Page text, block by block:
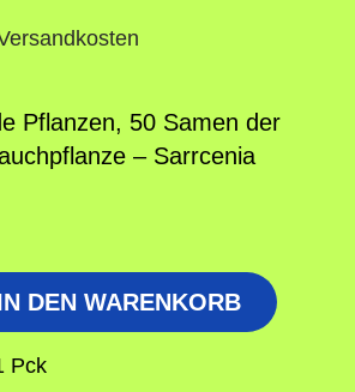
Pflanzen, 50 Samen der
– Sarrcenia
DEN WARENKORB
Pck